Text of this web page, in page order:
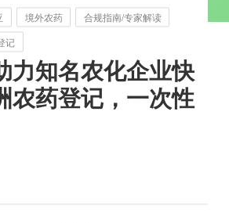
境外农药
合规指南/专家解读
记
力知名农化企业快
农药登记，一次性